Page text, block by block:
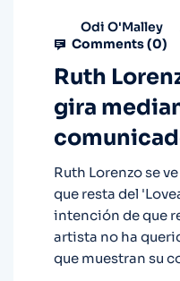
Odi O'Malley
Comments (0)
Ruth
gira
Ruth Lorenzo se
que resta del
intención de que
artista no ha
que muestran su